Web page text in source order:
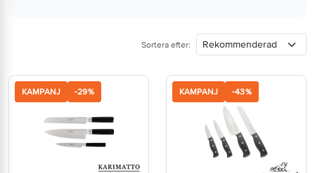
Sortera efter:
KAMPANJ -29% KAMPANJ -43%